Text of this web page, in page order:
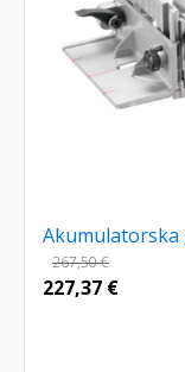
Akumulatorska
267,50€
227,37 €